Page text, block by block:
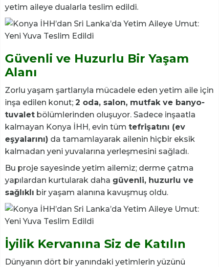
yetim aileye dualarla teslim edildi.
Güvenli ve Huzurlu Bir Yaşam
Alanı
Zorlu yaşam şartlarıyla mücadele eden yetim aile için
inşa edilen konut; 2 oda, salon, mutfak ve banyo-
tuvalet bölümlerinden oluşuyor. Sadece inşaatla
kalmayan Konya İHH, evin tüm tefrişatını (ev
eşyalarını) da tamamlayarak ailenin hiçbir eksik
kalmadan yeni yuvalarına yerleşmesini sağladı.
Bu proje sayesinde yetim ailemiz; derme çatma
yapılardan kurtularak daha güvenli, huzurlu ve
sağlıklı bir yaşam alanına kavuşmuş oldu.
İyilik Kervanına Siz de Katılın
Dünyanın dört bir yanındaki yetimlerin yüzünü